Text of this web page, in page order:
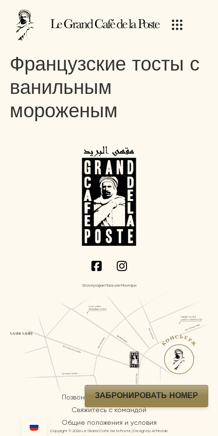
Французские тосты с
ванильным
мороженым
Позвоните нам по телефону
Свяжитесь с командой
Общие положения и условия
Фотографии Паскаля Монтари
Copyright © 2026 Le Grand Café de la Poste | Design by AI Mosaic
ЗАБРОНИРОВАТЬ НОМЕР
КОНСЬЕРЖ